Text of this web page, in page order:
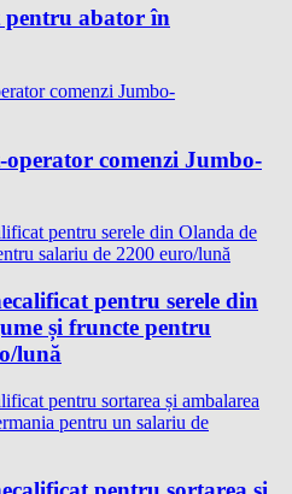
pentru abator în
operator comenzi Jumbo-
pentru serele din
și fruncte pentru
lună